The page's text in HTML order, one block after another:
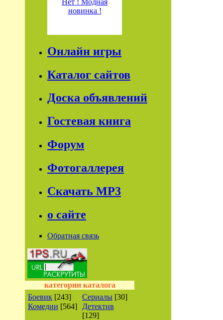
Онлайн игры
Каталог сайтов
Доска объявлений
Гостевая книга
Форум
Фотогаллерея
Скачать МР3
о сайте
Обратная связь
категории каталога
Боевик [243] Сериалы [30]
Комедии [564]
Детектив
[129]